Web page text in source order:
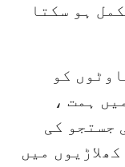
ہو سکتا
کو
ہمت ،
جستجو کی
میں